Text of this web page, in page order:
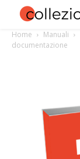
Home Manuali
documentazione